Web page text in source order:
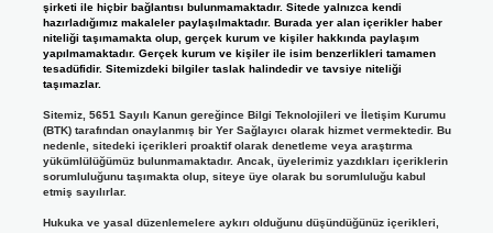
şirketi ile hiçbir bağlantısı bulunmamaktadır. Sitede yalnızca kendi
hazırladığımız makaleler paylaşılmaktadır. Burada yer alan içerikler haber
niteliği taşımamakta olup, gerçek kurum ve kişiler hakkında paylaşım
yapılmamaktadır. Gerçek kurum ve kişiler ile isim benzerlikleri tamamen
tesadüfidir. Sitemizdeki bilgiler taslak halindedir ve tavsiye niteliği
taşımazlar.
Sitemiz, 5651 Sayılı Kanun gereğince Bilgi Teknolojileri ve İletişim Kurumu
(BTK) tarafından onaylanmış bir Yer Sağlayıcı olarak hizmet vermektedir. Bu
nedenle, sitedeki içerikleri proaktif olarak denetleme veya araştırma
yükümlülüğümüz bulunmamaktadır. Ancak, üyelerimiz yazdıkları içeriklerin
sorumluluğunu taşımakta olup, siteye üye olarak bu sorumluluğu kabul
etmiş sayılırlar.
Hukuka ve yasal düzenlemelere aykırı olduğunu düşündüğünüz içerikleri,